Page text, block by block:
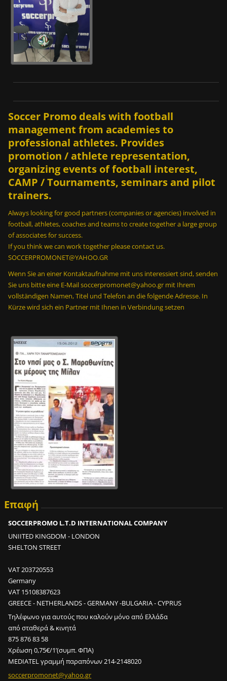
0
ε
σ
ω
τ
ρ
κ
έ
ς
ά
σ
ε
ς
2
m
i
n
;
2
0
0
ε
τ
ε
ρ
ι
κ
έ
ς
π
ά
σ
ε
ς
σ
ε
m
n
ο
ν
τ
ό
λ
σ
Soccer Promo deals with football
management from academies to
professional athletes. Provides
promotion / athlete representation,
organizing events of football interest,
CAMP / Tournaments, seminars and pilot
trainers.
Always looking for good partners (companies or agencies) involved in
football, athletes, coaches and teams to create together a large group
of associates for success.
If you think we can work together please contact us.
SOCCERPROMONET@YAHOO.GR
Wenn Sie an einer Kontaktaufnahme mit uns interessiert sind, senden
Sie uns bitte eine E-Mail soccerpromonet@yahoo.gr mit Ihrem
vollständigen Namen, Titel und Telefon an die folgende Adresse. In
Kürze wird sich ein Partner mit Ihnen in Verbindung setzen
Επαφή
SOCCERPROMO L.T.D INTERNATIONAL COMPANY
UNIITED KINGDOM - LONDON
SHELTON STREET
VAT 203720553
Germany
VAT 15108387623
GREECE - NETHERLANDS - GERMANY -BULGARIA - CYPRUS
Τηλέφωνο για αυτούς που καλούν μόνο από Ελλάδα
από σταθερά & κινητά
875 876 83 58
Χρέωση 0,75€/1’(συμπ. ΦΠΑ)
MEDIATEL γραμμή παραπόνων 214-2148020
soccerpromonet@yahoo.gr